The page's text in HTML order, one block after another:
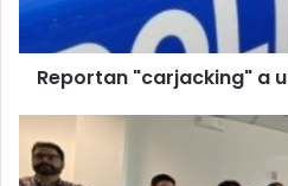
Reportan "carjacking" a
medida
tripartita